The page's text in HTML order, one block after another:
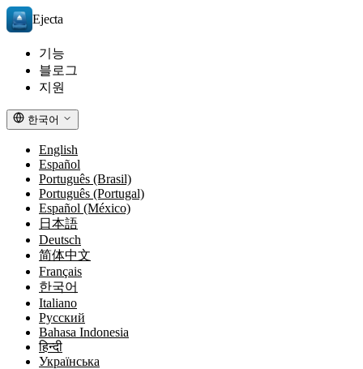
Ejecta
기능
블로그
지원
한국어
English
Español
Português (Brasil)
Português (Portugal)
Español (México)
日本語
Deutsch
简体中文
Français
한국어
Italiano
Русский
Bahasa Indonesia
हिन्दी
Українська